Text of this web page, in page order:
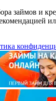
займов и